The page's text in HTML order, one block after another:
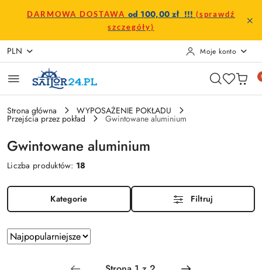
Przejdź do treści głównej
Przejdź do wyszukiwarki
Przejdź do moje konto
Przejdź do menu głównego
Przejdź do stopki
DARMOWA DOSTAWA od 100,00 zł !!! (sprawdź
szczegóły)
PLN Moje konto
Strona główna WYPOSAŻENIE POKŁADU
Przejścia przez pokład Gwintowane aluminium
Gwintowane aluminium
Liczba produktów: 18
Kategorie Filtruj
Zastosowano
sortowanie:
Najpopularniejsze.
Sortuj
według